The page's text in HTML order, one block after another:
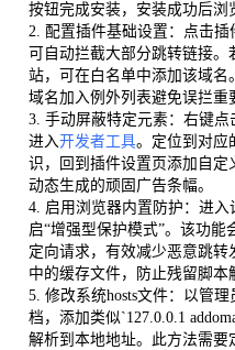
按钮完成安装，安装成功后浏
2. 配置插件基础设置：点击
可自动拦截大部分跳转链接
站，可在白名单中添加该域
域名加入例外列表避免误拦重
3. 手动屏蔽特定元素：右键
进入开发者工具。定位到对应
识，回到插件设置页添加自
动态生成的顽固广告条幅。
4. 启用浏览器内置防护：进
启“增强型保护模式”。该功
定向请求，有效减少恶意跳
中的缓存文件，防止残留脚本
5. 修改系统hosts文件：以管
档，添加类似`127.0.0.1
解析到本地地址。此方法需